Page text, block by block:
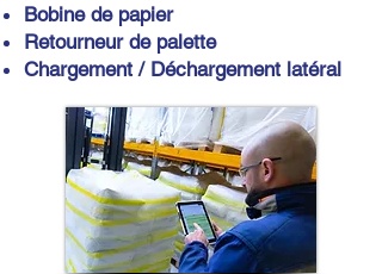
Bobine de papier
Retourneur de palette
Chargement / Déchargement latéral